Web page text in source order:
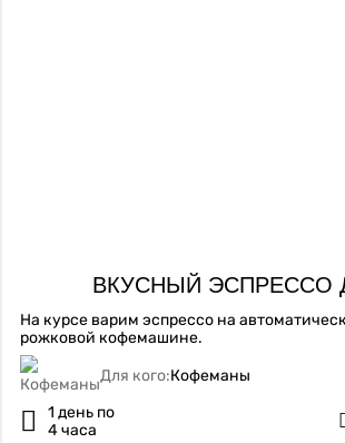
ВКУСНЫЙ ЭСПРЕССО
На курсе варим эспрессо на
рожковой кофемашине.
Для кого:Кофеманы
1 день по
4 часа